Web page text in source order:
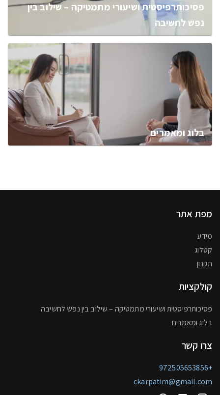
פסיכותרפיסטית ושיעורי מתמטיקה – שילוב בין
נפש לחשיבה
בלוג ומאמרים
מפת אתר
מידע
קטלוג
תקנון
קולקציות
פסיכותרפיסטית ושיעורי מתמטיקה – שילוב בין נפש לחשיבה
בלוג ומאמרים
צרו קשר
+972505653856
ckarpatim@gmail.com